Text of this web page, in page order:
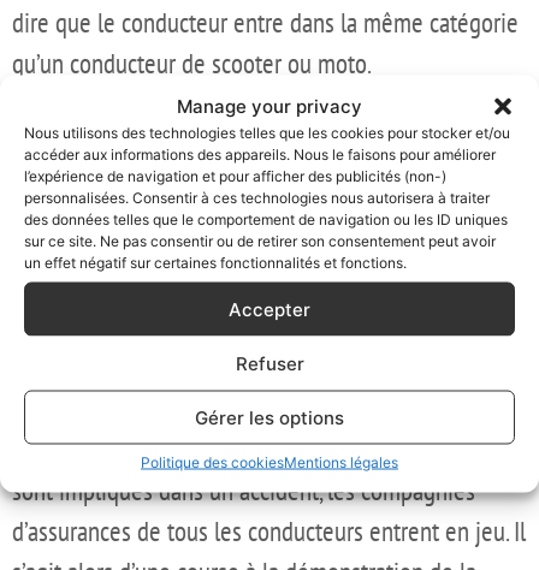
Manage your privacy
Nous utilisons des technologies telles que les cookies pour stocker et/ou
accéder aux informations des appareils. Nous le faisons pour améliorer
l’expérience de navigation et pour afficher des publicités (non-)
personnalisées. Consentir à ces technologies nous autorisera à traiter
des données telles que le comportement de navigation ou les ID uniques
sur ce site. Ne pas consentir ou de retirer son consentement peut avoir
un effet négatif sur certaines fonctionnalités et fonctions.
Accepter
Refuser
Gérer les options
Politique des cookiesMentions légales
dire que le conducteur entre dans la même catégorie
qu’un conducteur de scooter ou moto.
Moto, scooter, voiture, camion
Vous vous trouviez dans un véhicule en
stationnement ou en mouvement au moment de
l’accident : c’est la même chose. Ici aussi, la loi
Badinter prend en charge ce type de cas dès lors que
les circonstances de l’accident concernent une voie
publique ouverte à la circulation.
Lorsque deux véhicules terrestres à moteur (ou plus)
sont impliqués dans un accident, les compagnies
d’assurances de tous les conducteurs entrent en jeu. Il